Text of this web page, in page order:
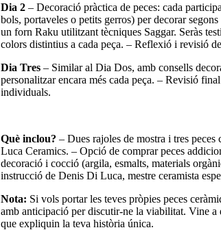
Dia 2 – Decoració pràctica de peces: cada
bols, portaveles o petits gerros) per decorar
un forn Raku utilitzant tècniques Saggar. Seràs
colors distintius a cada peça. – Reflexió i revisió
Dia Tres – Similar al Dia Dos, amb consells
personalitzar encara més cada peça. – Revisió final
individuals.
Què inclou? – Dues rajoles de mostra i tres
Luca Ceramics. – Opció de comprar peces
decoració i cocció (argila, esmalts, materials
instrucció de Denis Di Luca, mestre ceramista
Nota: Si vols portar les teves pròpies peces
amb anticipació per discutir-ne la viabilitat. Vine a
que expliquin la teva història única.